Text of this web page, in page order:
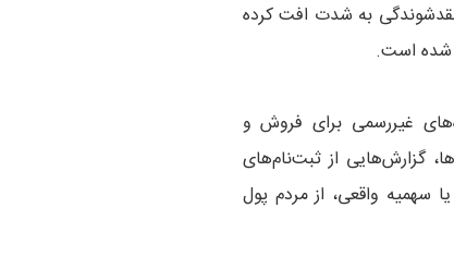
به شدت افت کرده
شده است.
غیررسمی برای فروش و
گزارش‌هایی از ثبت‌نام‌های
واقعی، از مردم پول